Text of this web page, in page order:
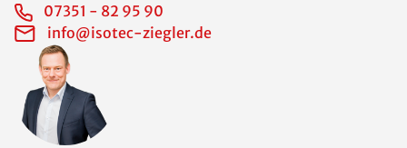
07351 - 82 95 90
info@isotec-ziegler.de